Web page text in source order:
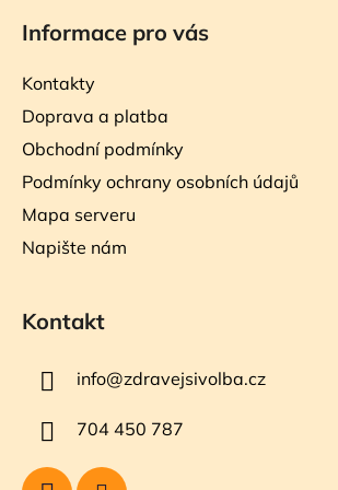
Informace pro vás
Kontakty
Doprava a platba
Obchodní podmínky
Podmínky ochrany osobních údajů
Mapa serveru
Napište nám
Kontakt
info@zdravejsivolba.cz
704 450 787